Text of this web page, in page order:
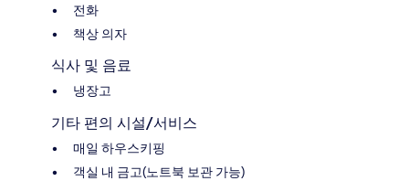
전화
책상 의자
식사 및 음료
냉장고
기타 편의 시설/서비스
매일 하우스키핑
객실 내 금고(노트북 보관 가능)